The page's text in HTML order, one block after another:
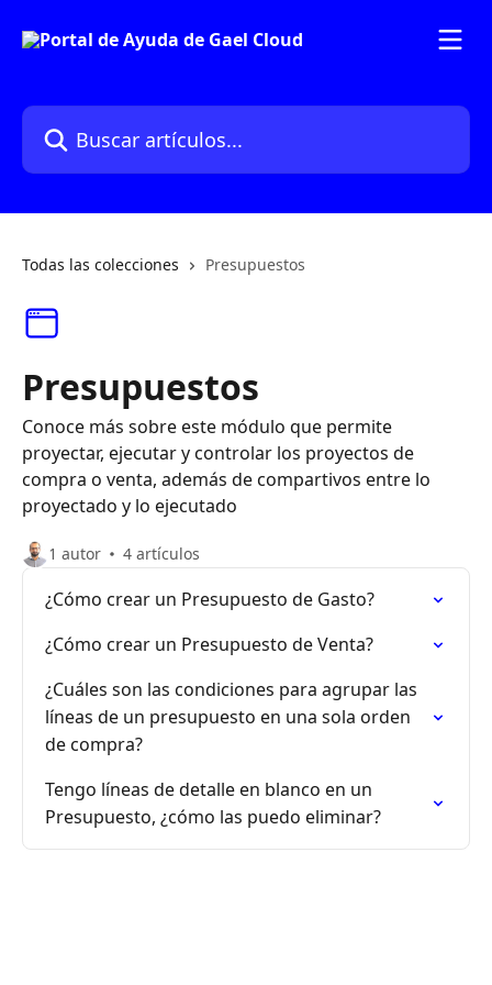
Buscar artículos...
Todas las colecciones Presupuestos
Presupuestos
Conoce más sobre este módulo que permite
proyectar, ejecutar y controlar los proyectos de
compra o venta, además de compartivos entre lo
proyectado y lo ejecutado
1 autor 4 artículos
¿Cómo crear un Presupuesto de Gasto?
¿Cómo crear un Presupuesto de Venta?
¿Cuáles son las condiciones para agrupar las
líneas de un presupuesto en una sola orden
de compra?
Tengo líneas de detalle en blanco en un
Presupuesto, ¿cómo las puedo eliminar?